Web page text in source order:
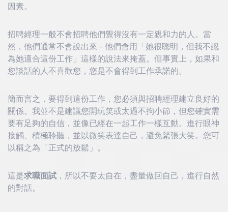
因素。
招聘經理一般不會招聘他們覺得沒有一定親和力的人。當
然，他們通常不會說出來 - 他們會用「她很聰明，但我不認
為她適合這份工作」這樣的說法來掩蓋。但事實上，如果和
您談話的人不喜歡您，您是不會得到工作承諾的。
簡而言之，要得到這份工作，您必須與招聘經理建立良好的
關係。我並不是建議您開玩笑或太過不拘小節，但您確實需
要有足夠的自信，並像已經在一起工作一樣互動。進行眼神
接觸、積極聆聽，並以微笑表達自己，避免緊張大笑。您可
以稱之為「正式的放鬆」。
這是求職面試 ，所以不要太自在，盡量做回自己，進行自然
的對話。